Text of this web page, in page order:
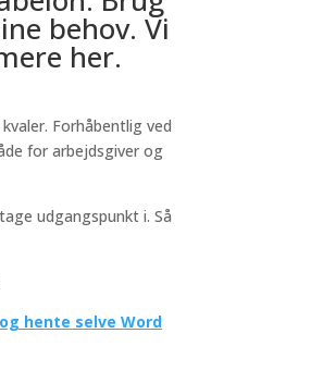
behov. Vi
her.
Forhåbentlig ved
for arbejdsgiver og
udgangspunkt i. Så
hente selve Word